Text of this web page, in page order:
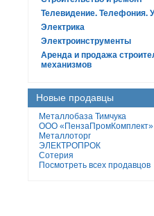
Телевидение. Телефония.
Электрика
Электроинструменты
Аренда и продажа
механизмов
Новые продавцы
Металлобаза Тимчука
ООО «ПензаПромКомплект»
Металлоторг
ЭЛЕКТРОПРОК
Сотерия
Посмотреть всех продавцов